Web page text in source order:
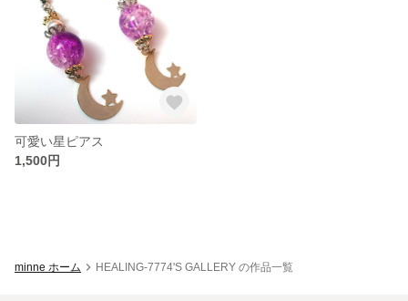
可愛い星ピアス
1,500円
minne ホーム HEALING-7774'S GALLERY の作品一覧